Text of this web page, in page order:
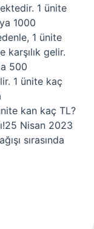
1 ünite
1000
1 ünite
karşılık gelir.
500
1 ünite kaç
kan kaç TL?
Nisan 2023
sırasında